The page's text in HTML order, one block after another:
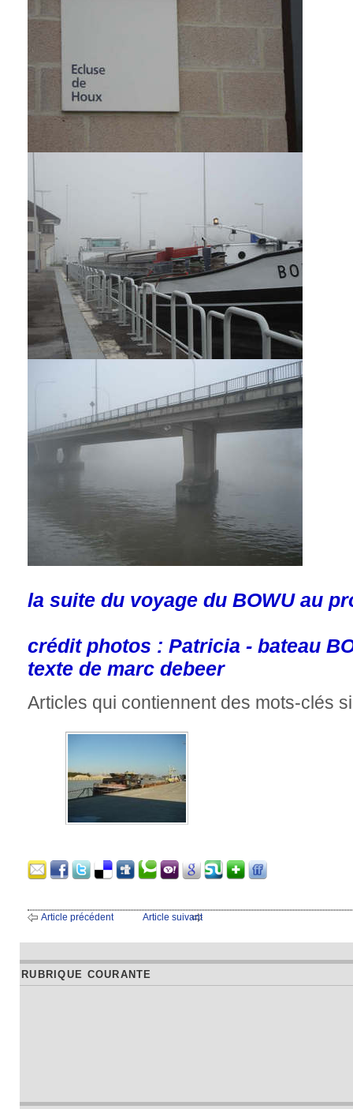
la suite du voyage du BOWU au
crédit photos : Patricia - bateau
texte de marc debeer
Articles qui contiennent des mots-clés
Article précédent Article suivant
RUBRIQUE COURANTE